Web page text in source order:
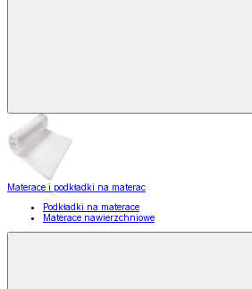
Materace i podkładki na materac
Podkładki na materace
Materace nawierzchniowe